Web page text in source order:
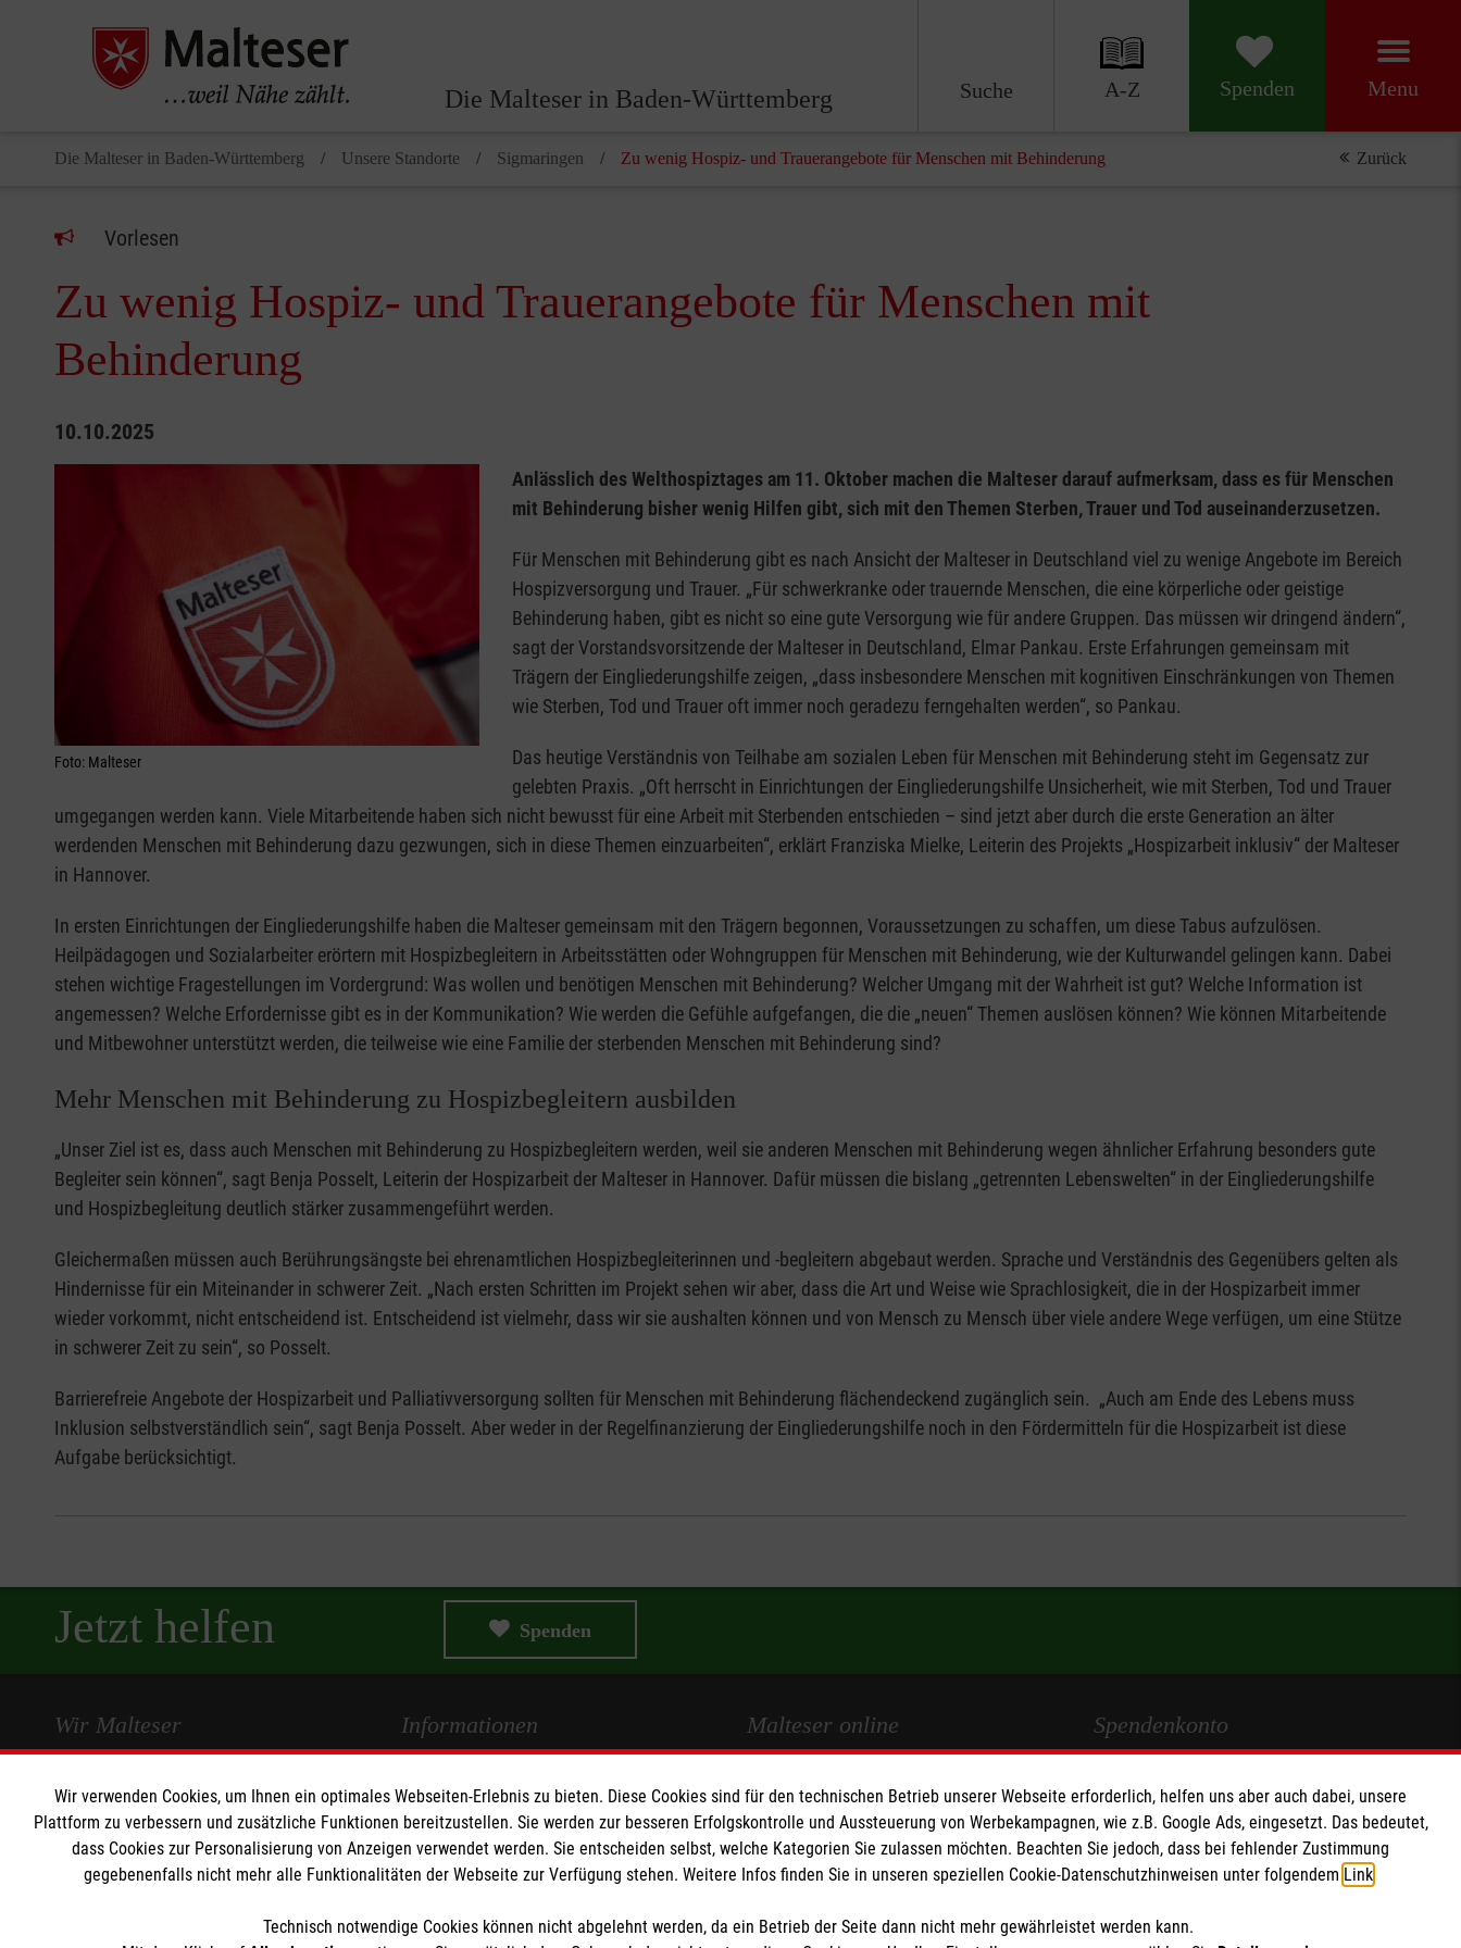
Die Malteser in Baden-Württemberg Suche A-Z Spenden Menu
Die Malteser in Baden-Württemberg Unsere Standorte Sigmaringen Zu wenig Hospiz- und Trauerangebote für Menschen mit Behinderung Zurück
Vorlesen
Zu wenig Hospiz- und Trauerangebote für Menschen mit
Behinderung
10.10.2025
Foto: Malteser
Anlässlich des Welthospiztages am 11. Oktober machen die Malteser darauf aufmerksam, dass es für Menschen
mit Behinderung bisher wenig Hilfen gibt, sich mit den Themen Sterben, Trauer und Tod auseinanderzusetzen.
Für Menschen mit Behinderung gibt es nach Ansicht der Malteser in Deutschland viel zu wenige Angebote im Bereich
Hospizversorgung und Trauer. „Für schwerkranke oder trauernde Menschen, die eine körperliche oder geistige
Behinderung haben, gibt es nicht so eine gute Versorgung wie für andere Gruppen. Das müssen wir dringend ändern“,
sagt der Vorstandsvorsitzende der Malteser in Deutschland, Elmar Pankau. Erste Erfahrungen gemeinsam mit
Trägern der Eingliederungshilfe zeigen, „dass insbesondere Menschen mit kognitiven Einschränkungen von Themen
wie Sterben, Tod und Trauer oft immer noch geradezu ferngehalten werden“, so Pankau.
Das heutige Verständnis von Teilhabe am sozialen Leben für Menschen mit Behinderung steht im Gegensatz zur
gelebten Praxis. „Oft herrscht in Einrichtungen der Eingliederungshilfe Unsicherheit, wie mit Sterben, Tod und Trauer
umgegangen werden kann. Viele Mitarbeitende haben sich nicht bewusst für eine Arbeit mit Sterbenden entschieden – sind jetzt aber durch die erste Generation an älter
werdenden Menschen mit Behinderung dazu gezwungen, sich in diese Themen einzuarbeiten“, erklärt Franziska Mielke, Leiterin des Projekts „Hospizarbeit inklusiv“ der Malteser
in Hannover.
In ersten Einrichtungen der Eingliederungshilfe haben die Malteser gemeinsam mit den Trägern begonnen, Voraussetzungen zu schaffen, um diese Tabus aufzulösen.
Heilpädagogen und Sozialarbeiter erörtern mit Hospizbegleitern in Arbeitsstätten oder Wohngruppen für Menschen mit Behinderung, wie der Kulturwandel gelingen kann. Dabei
stehen wichtige Fragestellungen im Vordergrund: Was wollen und benötigen Menschen mit Behinderung? Welcher Umgang mit der Wahrheit ist gut? Welche Information ist
angemessen? Welche Erfordernisse gibt es in der Kommunikation? Wie werden die Gefühle aufgefangen, die die „neuen“ Themen auslösen können? Wie können Mitarbeitende
und Mitbewohner unterstützt werden, die teilweise wie eine Familie der sterbenden Menschen mit Behinderung sind?
Mehr Menschen mit Behinderung zu Hospizbegleitern ausbilden
„Unser Ziel ist es, dass auch Menschen mit Behinderung zu Hospizbegleitern werden, weil sie anderen Menschen mit Behinderung wegen ähnlicher Erfahrung besonders gute
Begleiter sein können“, sagt Benja Posselt, Leiterin der Hospizarbeit der Malteser in Hannover. Dafür müssen die bislang „getrennten Lebenswelten“ in der Eingliederungshilfe
und Hospizbegleitung deutlich stärker zusammengeführt werden.
Gleichermaßen müssen auch Berührungsängste bei ehrenamtlichen Hospizbegleiterinnen und -begleitern abgebaut werden. Sprache und Verständnis des Gegenübers gelten als
Hindernisse für ein Miteinander in schwerer Zeit. „Nach ersten Schritten im Projekt sehen wir aber, dass die Art und Weise wie Sprachlosigkeit, die in der Hospizarbeit immer
wieder vorkommt, nicht entscheidend ist. Entscheidend ist vielmehr, dass wir sie aushalten können und von Mensch zu Mensch über viele andere Wege verfügen, um eine Stütze
in schwerer Zeit zu sein“, so Posselt.
Barrierefreie Angebote der Hospizarbeit und Palliativversorgung sollten für Menschen mit Behinderung flächendeckend zugänglich sein. „Auch am Ende des Lebens muss
Inklusion selbstverständlich sein“, sagt Benja Posselt. Aber weder in der Regelfinanzierung der Eingliederungshilfe noch in den Fördermitteln für die Hospizarbeit ist diese
Aufgabe berücksichtigt.
Jetzt helfen Spenden
Wir Malteser
Wir Malteser
Spenden und Helfen
Angebote und Leistungen
Unsere Standorte
Mitarbeiten und Aktiv werden
Informationen
Kontakt
Presse und Medien
Impressum
Datenschutz
Malteser online
Malteserorden
Malteser Jugend
Malteser International
Sharepoint
Spendenkonto
Empfänger: Malteser Hilfsdienst e.V.
IBAN: DE90 6005 0101 0001 2706 88
BIC: SOLADEST600
Wir verwenden Cookies, um Ihnen ein optimales Webseiten-Erlebnis zu bieten. Diese Cookies sind für den technischen Betrieb unserer Webseite erforderlich, helfen uns aber auch dabei, unsere
Plattform zu verbessern und zusätzliche Funktionen bereitzustellen. Sie werden zur besseren Erfolgskontrolle und Aussteuerung von Werbekampagnen, wie z.B. Google Ads, eingesetzt. Das bedeutet,
dass Cookies zur Personalisierung von Anzeigen verwendet werden. Sie entscheiden selbst, welche Kategorien Sie zulassen möchten. Beachten Sie jedoch, dass bei fehlender Zustimmung
gegebenenfalls nicht mehr alle Funktionalitäten der Webseite zur Verfügung stehen. Weitere Infos finden Sie in unseren speziellen Cookie-Datenschutzhinweisen unter folgendem Link
Technisch notwendige Cookies können nicht abgelehnt werden, da ein Betrieb der Seite dann nicht mehr gewährleistet werden kann.